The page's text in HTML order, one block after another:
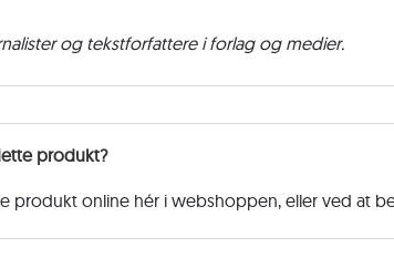
og tekstforfattere i forlag og medier.
produkt?
produkt online hér i webshoppen, eller ved at